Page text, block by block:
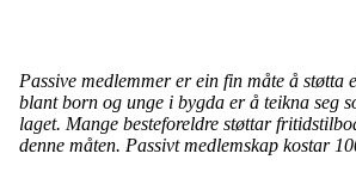
Passive medlemmer er ein fin måte å støtta
blant born og unge i bygda er å teikna seg
laget. Mange besteforeldre støttar
denne måten. Passivt medlemskap kostar